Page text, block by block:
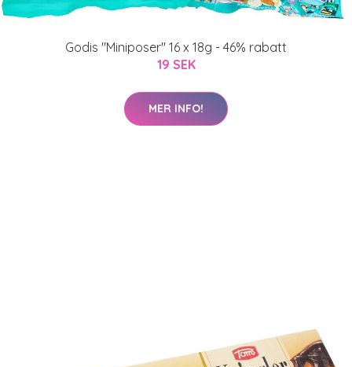
Godis "Miniposer" 16 x 18g - 46% rabatt
19 SEK
MER INFO!